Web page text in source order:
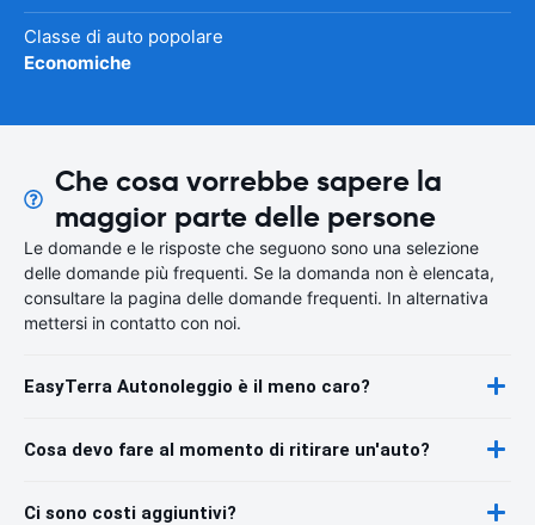
Classe di auto popolare
Economiche
Che cosa vorrebbe sapere la
maggior parte delle persone
Le domande e le risposte che seguono sono una selezione
delle domande più frequenti. Se la domanda non è elencata,
consultare la pagina delle domande frequenti. In alternativa
mettersi in contatto con noi.
EasyTerra Autonoleggio è il meno caro?
Cosa devo fare al momento di ritirare un'auto?
Ci sono costi aggiuntivi?